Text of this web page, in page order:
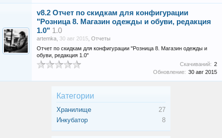
Категории
Хранилище
27
Инкубатор
8
v8.2 Отчет по скидкам для конфигурации
"Розница 8. Магазин одежды и обуви, редакция
1.0" 1.0
artemka 30 авг 2015 Отчеты
Отчет по скидкам для конфигурации "Розница 8. Магазин одежды и
обуви, редакция 1.0"
Скачиваний: 2
Обновление: 30 авг 2015